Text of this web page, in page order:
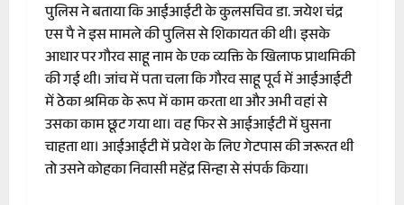
पुलिस ने बताया कि आईआईटी के कुलसचिव डा. जयेश चंद्र
एस पै ने इस मामले की पुलिस से शिकायत की थी। इसके
आधार पर गौरव साहू नाम के एक व्यक्ति के खिलाफ प्राथमिकी
की गई थी। जांच में पता चला कि गौरव साहू पूर्व में आईआईटी
में ठेका श्रमिक के रूप में काम करता था और अभी वहां से
उसका काम छूट गया था। वह फिर से आईआईटी में घुसना
चाहता था। आईआईटी में प्रवेश के लिए गेटपास की जरूरत थी
तो उसने कोहका निवासी महेंद्र सिन्हा से संपर्क किया।